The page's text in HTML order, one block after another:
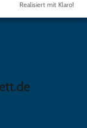
Realisiert mit Klaro!